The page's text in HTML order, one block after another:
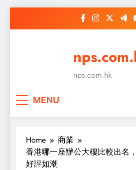
nps.com.hk
MENU
Home
商業
香港哪一座辦公大樓比較出名
好評如潮